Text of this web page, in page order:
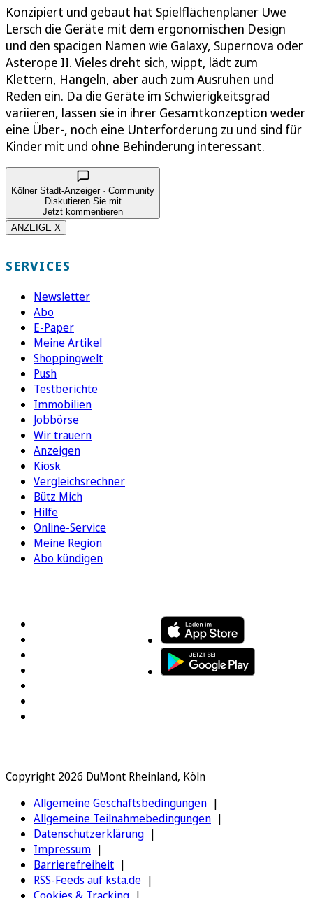
Konzipiert und gebaut hat Spielflächenplaner Uwe
Lersch die Geräte mit dem ergonomischen Design
und den spacigen Namen wie Galaxy, Supernova oder
Asterope II. Vieles dreht sich, wippt, lädt zum
Klettern, Hangeln, aber auch zum Ausruhen und
Reden ein. Da die Geräte im Schwierigkeitsgrad
variieren, lassen sie in ihrer Gesamtkonzeption weder
eine Über-, noch eine Unterforderung zu und sind für
Kinder mit und ohne Behinderung interessant.
Kölner Stadt-Anzeiger · Community
Diskutieren Sie mit
Jetzt kommentieren
ANZEIGE X
SERVICES
Newsletter
Abo
E-Paper
Meine Artikel
Shoppingwelt
Push
Testberichte
Immobilien
Jobbörse
Wir trauern
Anzeigen
Kiosk
Vergleichsrechner
Bütz Mich
Hilfe
Online-Service
Meine Region
Abo kündigen
Copyright 2026 DuMont Rheinland, Köln
Allgemeine Geschäftsbedingungen
Allgemeine Teilnahmebedingungen
Datenschutzerklärung
Impressum
Barrierefreiheit
RSS-Feeds auf ksta.de